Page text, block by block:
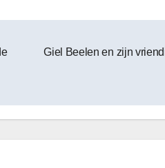
Giel Beelen en zijn